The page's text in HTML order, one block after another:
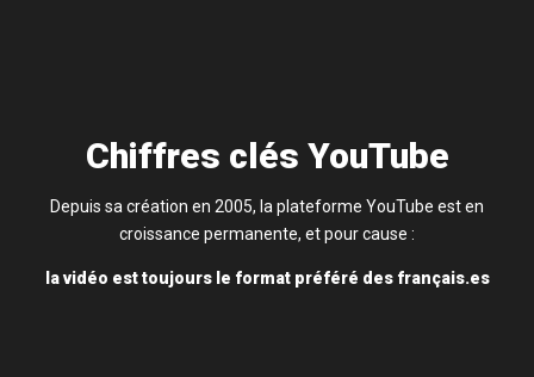
Chiffres clés YouTube
Depuis sa création en 2005, la plateforme YouTube est en
croissance permanente, et pour cause :
la vidéo est toujours le format préféré des français.es